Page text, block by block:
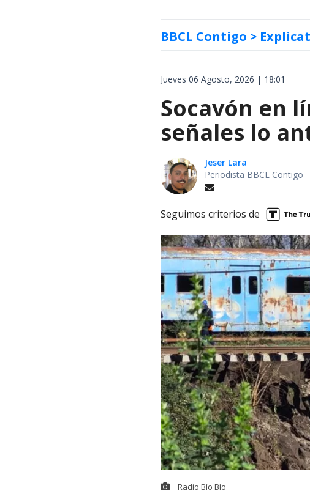
BBCL Contigo >
Jueves 06 Agosto, 2026 | 18:01
Socavón en
señales lo
Jeser Lara
Periodista BBCL Contigo
Seguimos criterios de
Radio Bío Bío